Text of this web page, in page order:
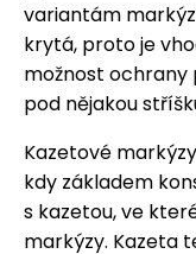
variantám
krytá, proto je
možnost
pod nějakou
Kazetové
kdy základem
s kazetou, ve
markýzy. Kazeta